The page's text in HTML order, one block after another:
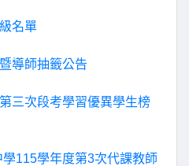
名單
導師抽籤公告
三次段考學習優異學生榜
115學年度第3次代課教師